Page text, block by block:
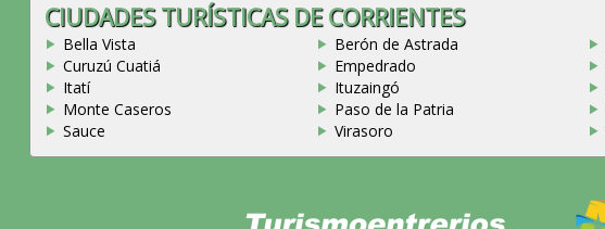
CIUDADES TURÍSTICAS DE CORRIENTES
Bella Vista Berón de Astrada
Curuzú Cuatiá
Empedrado
Itatí
Ituzaingó
Monte Caseros
Paso de la Patria
Sauce
Virasoro